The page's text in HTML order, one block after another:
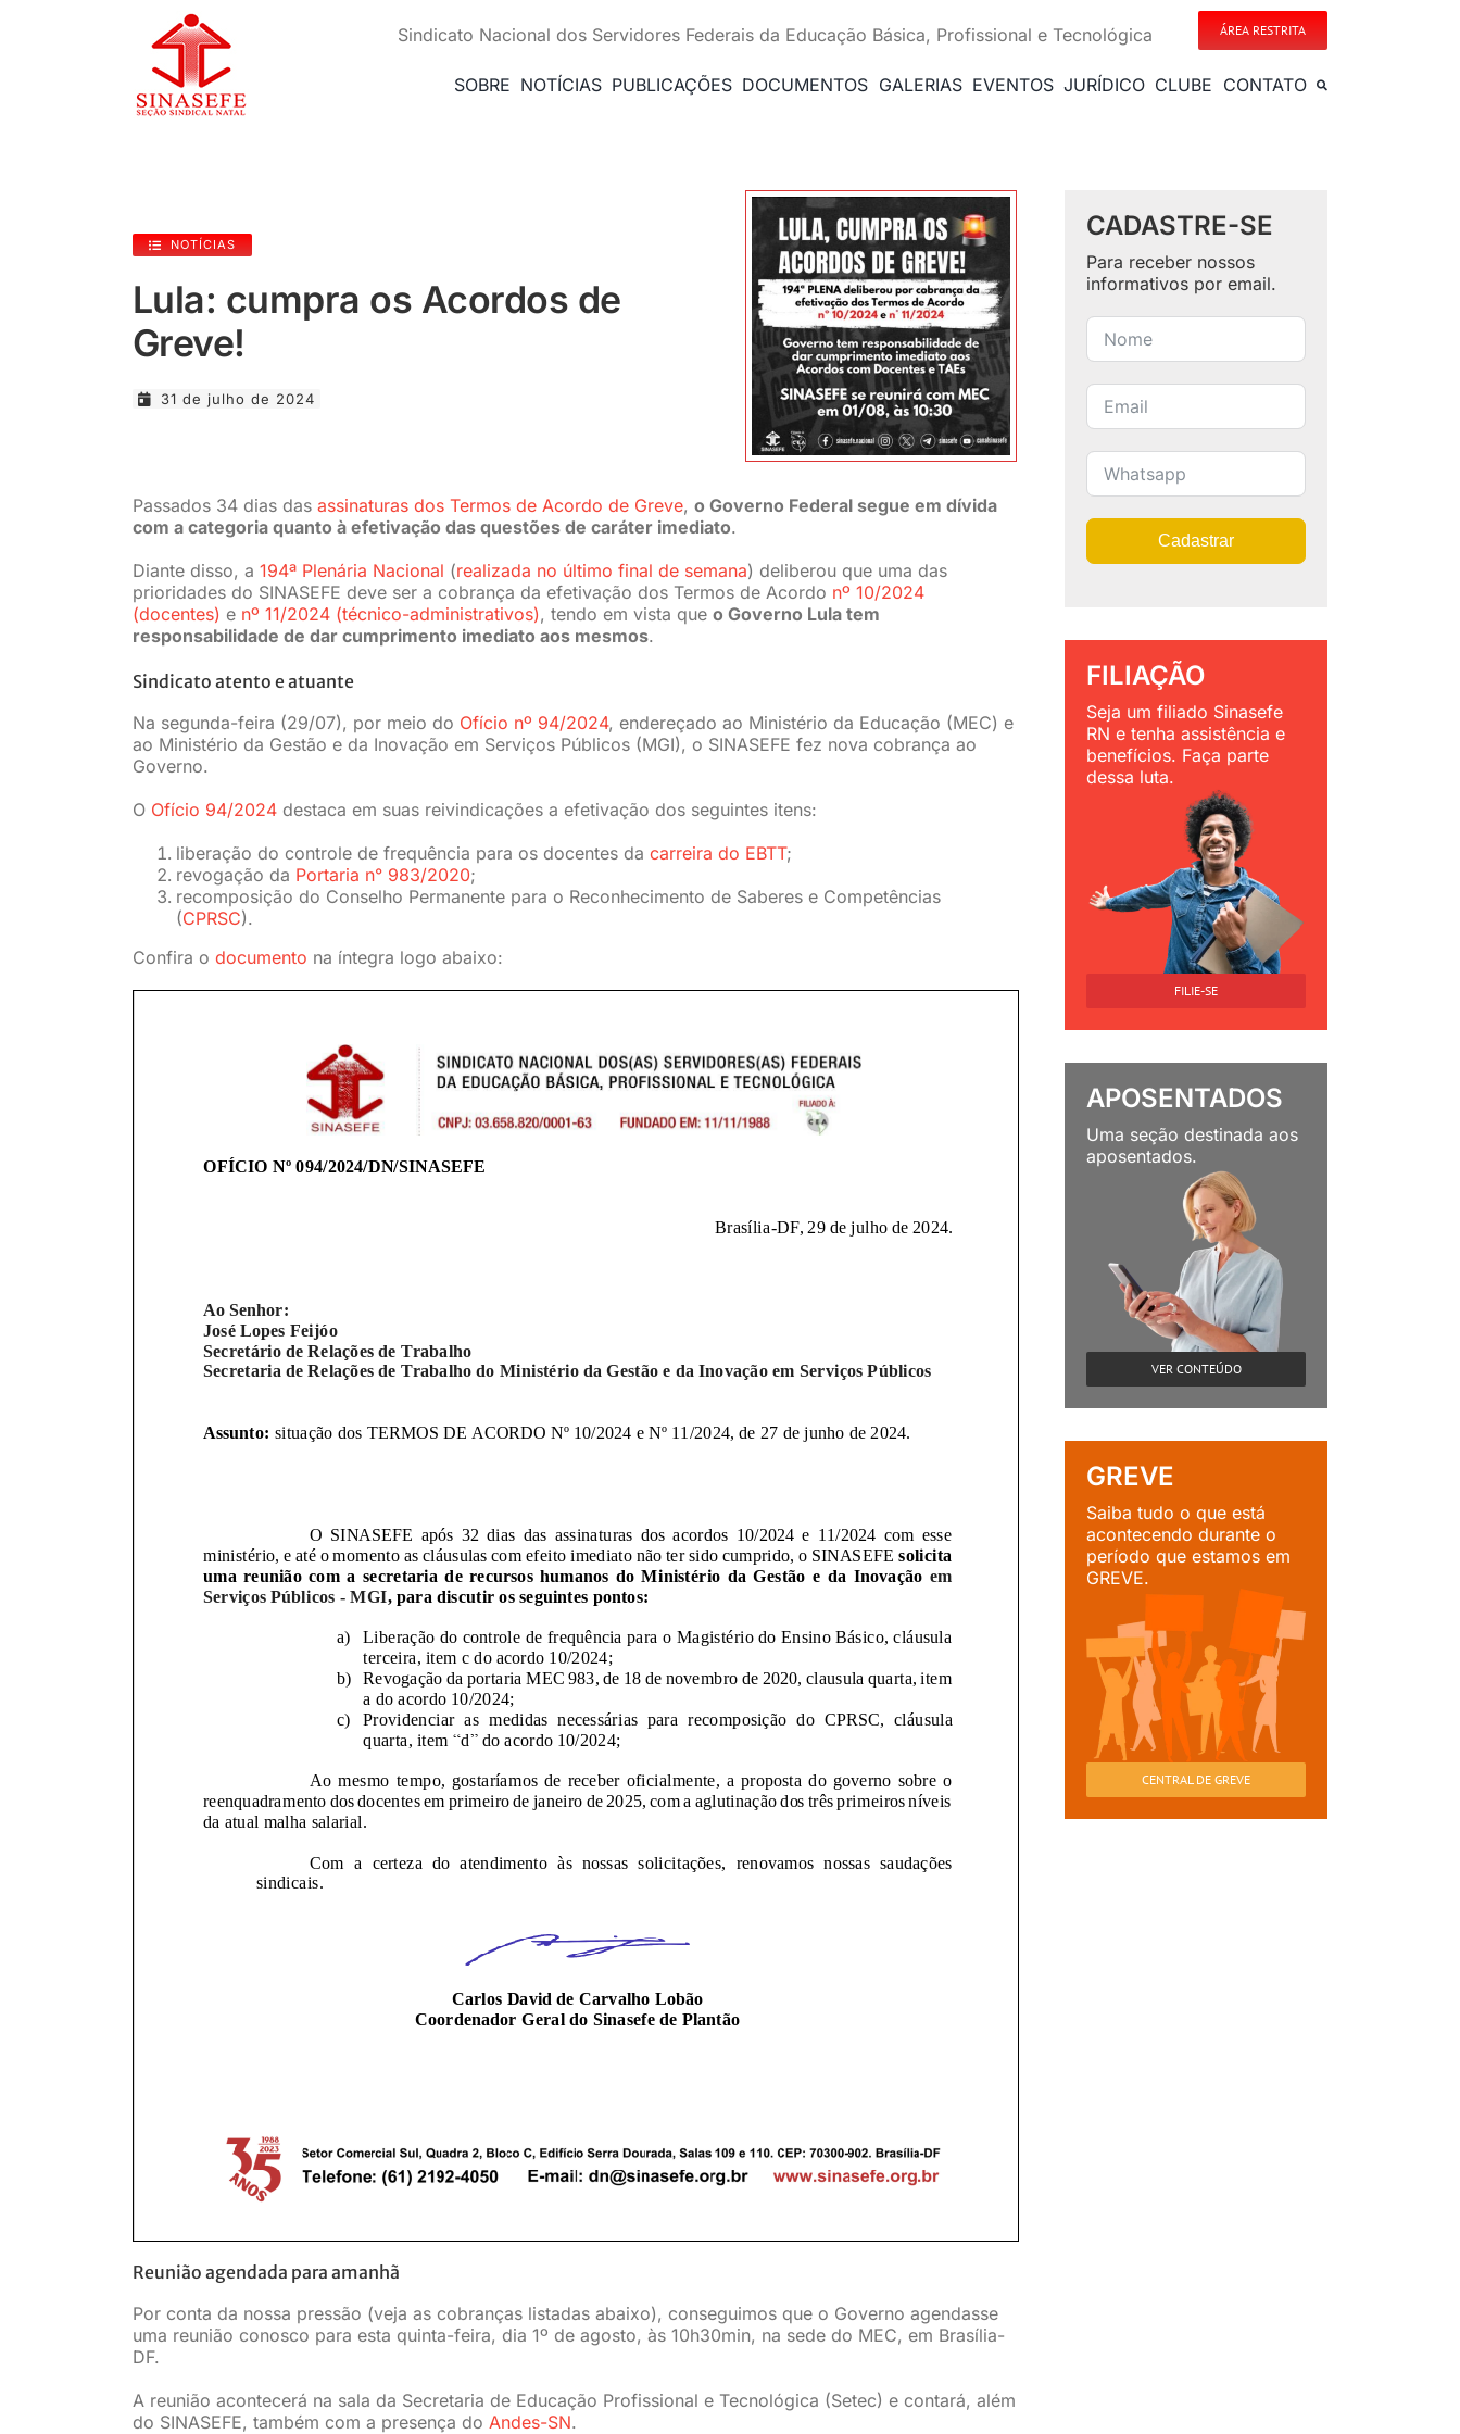
Sindicato Nacional dos Servidores Federais da Educação Básica, Profissional e Tecnológica ÁREA RESTRITA
SOBRE NOTÍCIAS PUBLICAÇÕES DOCUMENTOS GALERIAS EVENTOS JURÍDICO CLUBE CONTATO
NOTÍCIAS
Lula: cumpra os Acordos de
Greve!
31 de julho de 2024
Passados 34 dias das assinaturas dos Termos de Acordo de Greve, o Governo Federal segue em dívida
com a categoria quanto à efetivação das questões de caráter imediato.
Diante disso, a 194ª Plenária Nacional (realizada no último final de semana) deliberou que uma das
prioridades do SINASEFE deve ser a cobrança da efetivação dos Termos de Acordo nº 10/2024
(docentes) e nº 11/2024 (técnico-administrativos), tendo em vista que o Governo Lula tem
responsabilidade de dar cumprimento imediato aos mesmos.
Sindicato atento e atuante
Na segunda-feira (29/07), por meio do Ofício nº 94/2024, endereçado ao Ministério da Educação (MEC) e
ao Ministério da Gestão e da Inovação em Serviços Públicos (MGI), o SINASEFE fez nova cobrança ao
Governo.
O Ofício 94/2024destaca em suas reivindicações a efetivação dos seguintes itens:
liberação do controle de frequência para os docentes da carreira do EBTT;
revogação da Portaria n° 983/2020;
recomposição do Conselho Permanente para o Reconhecimento de Saberes e Competências
(CPRSC).
Confira o documento na íntegra logo abaixo:
Reunião agendada para amanhã
Por conta da nossa pressão (veja as cobranças listadas abaixo), conseguimos que o Governo agendasse
uma reunião conosco para esta quinta-feira, dia 1º de agosto, às 10h30min, na sede do MEC, em Brasília-
DF.
A reunião acontecerá na sala da Secretaria de Educação Profissional e Tecnológica (Setec) e contará, além
do SINASEFE, também com a presença do Andes-SN.
CADASTRE-SE
Para receber nossos
informativos por email.
Cadastrar
FILIAÇÃO
Seja um filiado Sinasefe
RN e tenha assistência e
benefícios. Faça parte
dessa luta.
FILIE-SE
APOSENTADOS
Uma seção destinada aos
aposentados.
VER CONTEÚDO
GREVE
Saiba tudo o que está
acontecendo durante o
período que estamos em
GREVE.
CENTRAL DE GREVE